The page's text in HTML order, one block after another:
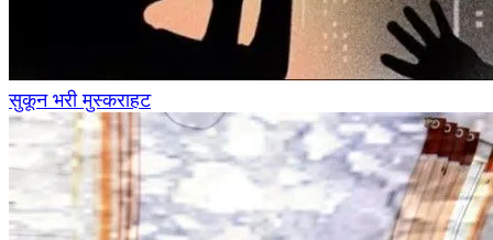
सुकून भरी मुस्कराहट